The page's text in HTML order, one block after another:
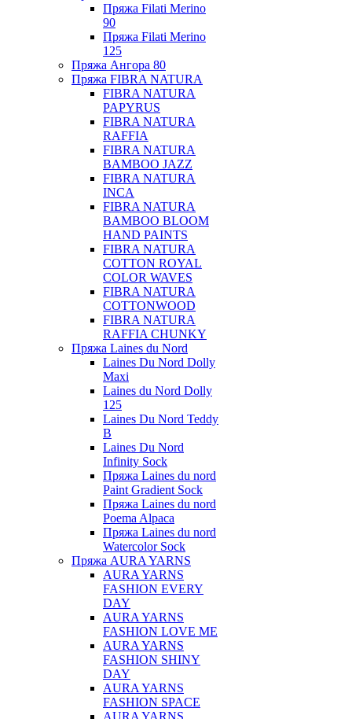
Пряжа Filati Merino
90
Пряжа Filati Merino
125
Пряжа Ангора 80
Пряжа FIBRA NATURA
FIBRA NATURA
PAPYRUS
FIBRA NATURA
RAFFIA
FIBRA NATURA
BAMBOO JAZZ
FIBRA NATURA
INCA
FIBRA NATURA
BAMBOO BLOOM
HAND PAINTS
FIBRA NATURA
COTTON ROYAL
COLOR WAVES
FIBRA NATURA
COTTONWOOD
FIBRA NATURA
RAFFIA CHUNKY
Пряжа Laines du Nord
Laines Du Nord Dolly
Maxi
Laines du Nord Dolly
125
Laines Du Nord Teddy
B
Laines Du Nord
Infinity Sock
Пряжа Laines du nord
Paint Gradient Sock
Пряжа Laines du nord
Poema Alpaca
Пряжа Laines du nord
Watercolor Sock
Пряжа AURA YARNS
AURA YARNS
FASHION EVERY
DAY
AURA YARNS
FASHION LOVE ME
AURA YARNS
FASHION SHINY
DAY
AURA YARNS
FASHION SPACE
AURA YARNS